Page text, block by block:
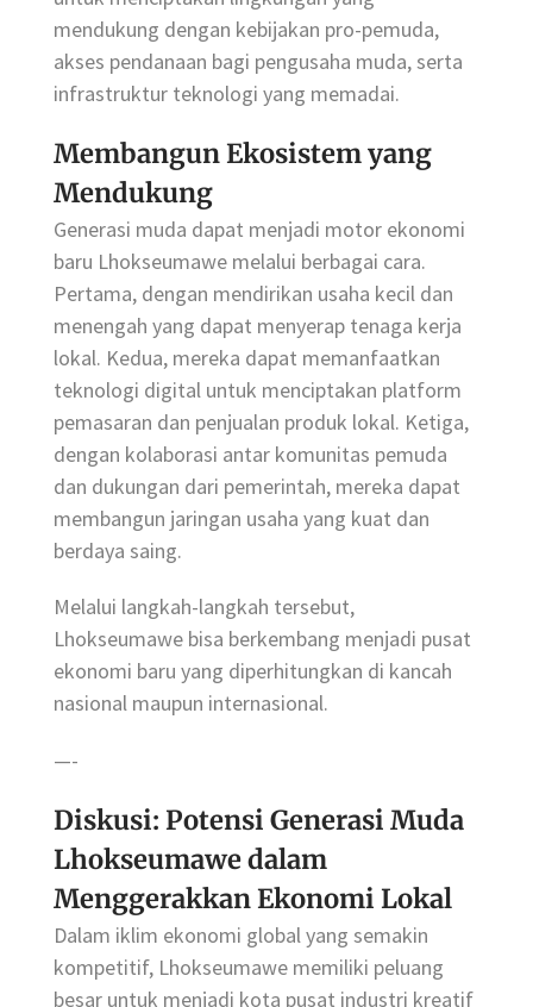
mendukung dengan kebijakan pro-pemuda,
akses pendanaan bagi pengusaha muda, serta
infrastruktur teknologi yang memadai.
Membangun Ekosistem yang
Mendukung
Generasi muda dapat menjadi motor ekonomi
baru Lhokseumawe melalui berbagai cara.
Pertama, dengan mendirikan usaha kecil dan
menengah yang dapat menyerap tenaga kerja
lokal. Kedua, mereka dapat memanfaatkan
teknologi digital untuk menciptakan platform
pemasaran dan penjualan produk lokal. Ketiga,
dengan kolaborasi antar komunitas pemuda
dan dukungan dari pemerintah, mereka dapat
membangun jaringan usaha yang kuat dan
berdaya saing.
Melalui langkah-langkah tersebut,
Lhokseumawe bisa berkembang menjadi pusat
ekonomi baru yang diperhitungkan di kancah
nasional maupun internasional.
—-
Diskusi: Potensi Generasi Muda
Lhokseumawe dalam
Menggerakkan Ekonomi Lokal
Dalam iklim ekonomi global yang semakin
kompetitif, Lhokseumawe memiliki peluang
besar untuk menjadi kota pusat industri kreatif